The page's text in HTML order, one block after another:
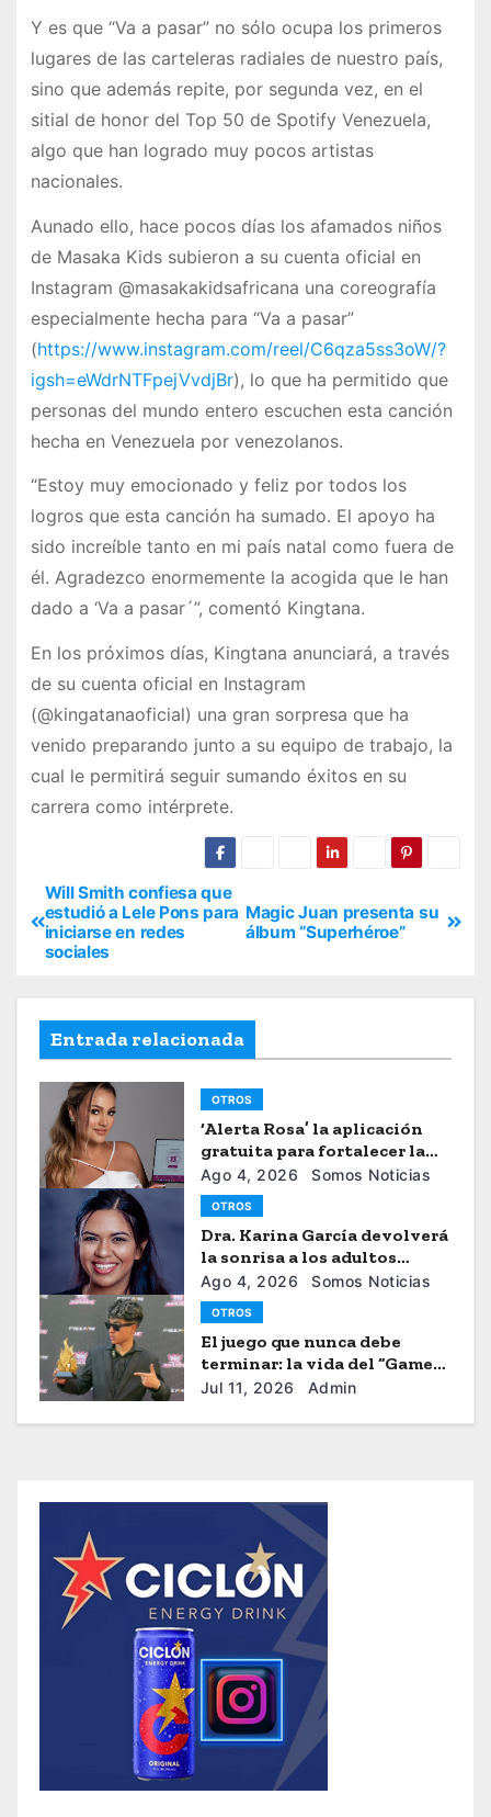
Y es que “Va a pasar” no sólo ocupa los primeros
lugares de las carteleras radiales de nuestro país,
sino que además repite, por segunda vez, en el
sitial de honor del Top 50 de Spotify Venezuela,
algo que han logrado muy pocos artistas
nacionales.
Aunado ello, hace pocos días los afamados niños
de Masaka Kids subieron a su cuenta oficial en
Instagram @masakakidsafricana una coreografía
especialmente hecha para “Va a pasar”
(https://www.instagram.com/reel/C6qza5ss3oW/?
igsh=eWdrNTFpejVvdjBr), lo que ha permitido que
personas del mundo entero escuchen esta canción
hecha en Venezuela por venezolanos.
“Estoy muy emocionado y feliz por todos los
logros que esta canción ha sumado. El apoyo ha
sido increíble tanto en mi país natal como fuera de
él. Agradezco enormemente la acogida que le han
dado a ‘Va a pasar´”, comentó Kingtana.
En los próximos días, Kingtana anunciará, a través
de su cuenta oficial en Instagram
(@kingatanaoficial) una gran sorpresa que ha
venido preparando junto a su equipo de trabajo, la
cual le permitirá seguir sumando éxitos en su
carrera como intérprete.
Magic Juan presenta su
álbum “Superhéroe”
Will Smith confiesa que
estudió a Lele Pons para
iniciarse en redes
sociales
Entrada relacionada
OTROS
‘Alerta Rosa’ la aplicación
gratuita para fortalecer la
seguiridad de las mujeres
Ago 4, 2026 Somos Noticias
OTROS
Dra. Karina García devolverá
la sonrisa a los adultos
mayores
Ago 4, 2026 Somos Noticias
OTROS
El juego que nunca debe
terminar: la vida del “Gamer”
Brayhan Crazzy
Jul 11, 2026 Admin